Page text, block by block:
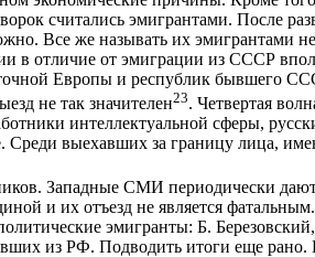
считались эмигрантами. После
Все же называть их эмигрантами
в отличие от эмиграции из СССР
Европы и республик бывшего
не так значителен23. Четвертая
интеллектуальной сферы,
выехавших за границу лица,
Западные СМИ периодически
и их отъезд не является
эмигранты: Б.
из РФ. Подводить итоги еще